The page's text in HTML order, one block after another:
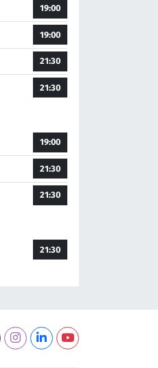
19:00
19:00
21:30
21:30
19:00
21:30
21:30
21:30